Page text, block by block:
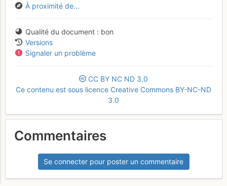
À proximité de...
Qualité du document
bon
Versions
Signaler un problème
CC BY NC ND 3.0
Ce contenu est sous licence Creative Commons BY-NC-ND
3.0
Commentaires
Se connecter pour poster un commentaire